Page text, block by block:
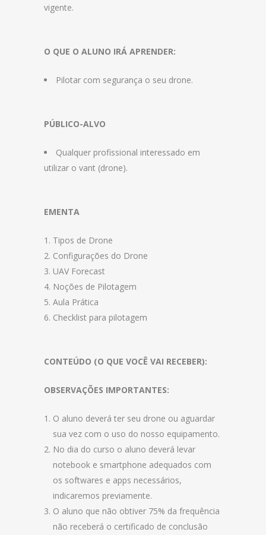
vigente.
O QUE O ALUNO IRÁ APRENDER:
Pilotar com segurança o seu drone.
PÚBLICO-ALVO
Qualquer profissional interessado em
utilizar o vant (drone).
EMENTA
Tipos de Drone
Configurações do Drone
UAV Forecast
Noções de Pilotagem
Aula Prática
Checklist para pilotagem
CONTEÚDO (O QUE VOCÊ VAI RECEBER):
OBSERVAÇÕES IMPORTANTES:
O aluno deverá ter seu drone ou aguardar
sua vez com o uso do nosso equipamento.
No dia do curso o aluno deverá levar
notebook e smartphone adequados com
os softwares e apps necessários,
indicaremos previamente.
O aluno que não obtiver 75% da frequência
não receberá o certificado de conclusão